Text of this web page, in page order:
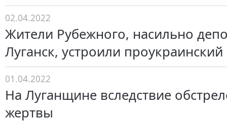
02.04.2022
Жители Рубежного, насильно
Луганск, устроили
01.04.2022
На Луганщине вследствие
жертвы